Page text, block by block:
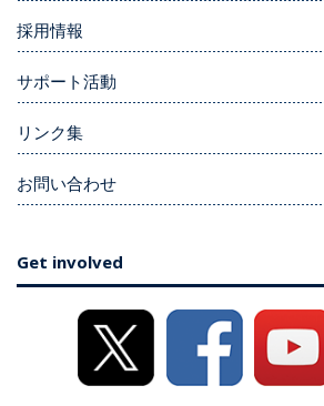
採用情報
サポート活動
リンク集
お問い合わせ
Get involved